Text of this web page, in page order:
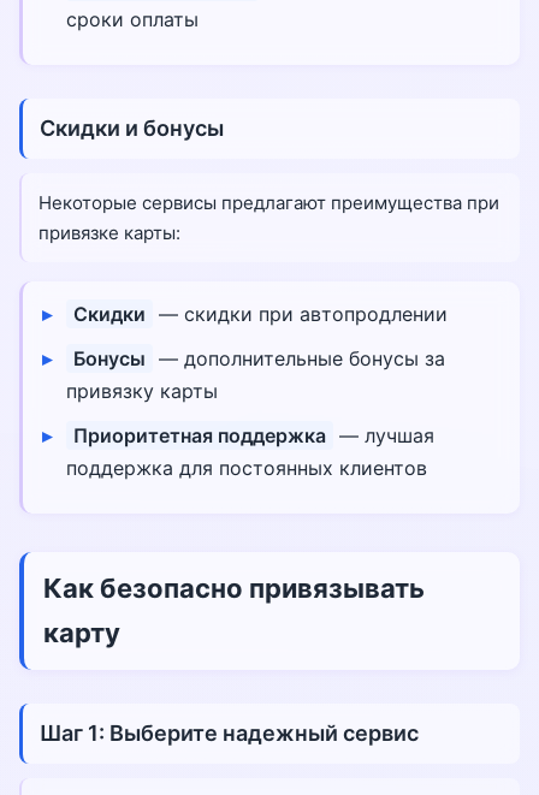
сроки оплаты
Скидки и бонусы
Некоторые сервисы предлагают преимущества при
привязке карты:
Скидки — скидки при автопродлении
Бонусы — дополнительные бонусы за
привязку карты
Приоритетная поддержка — лучшая
поддержка для постоянных клиентов
Как безопасно привязывать
карту
Шаг 1: Выберите надежный сервис